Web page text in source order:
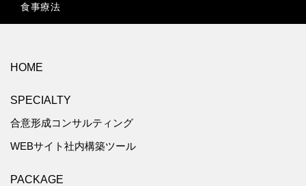
食事療法
HOME
SPECIALTY
合意形成コンサルティング
WEBサイト社内構築ツール
PACKAGE